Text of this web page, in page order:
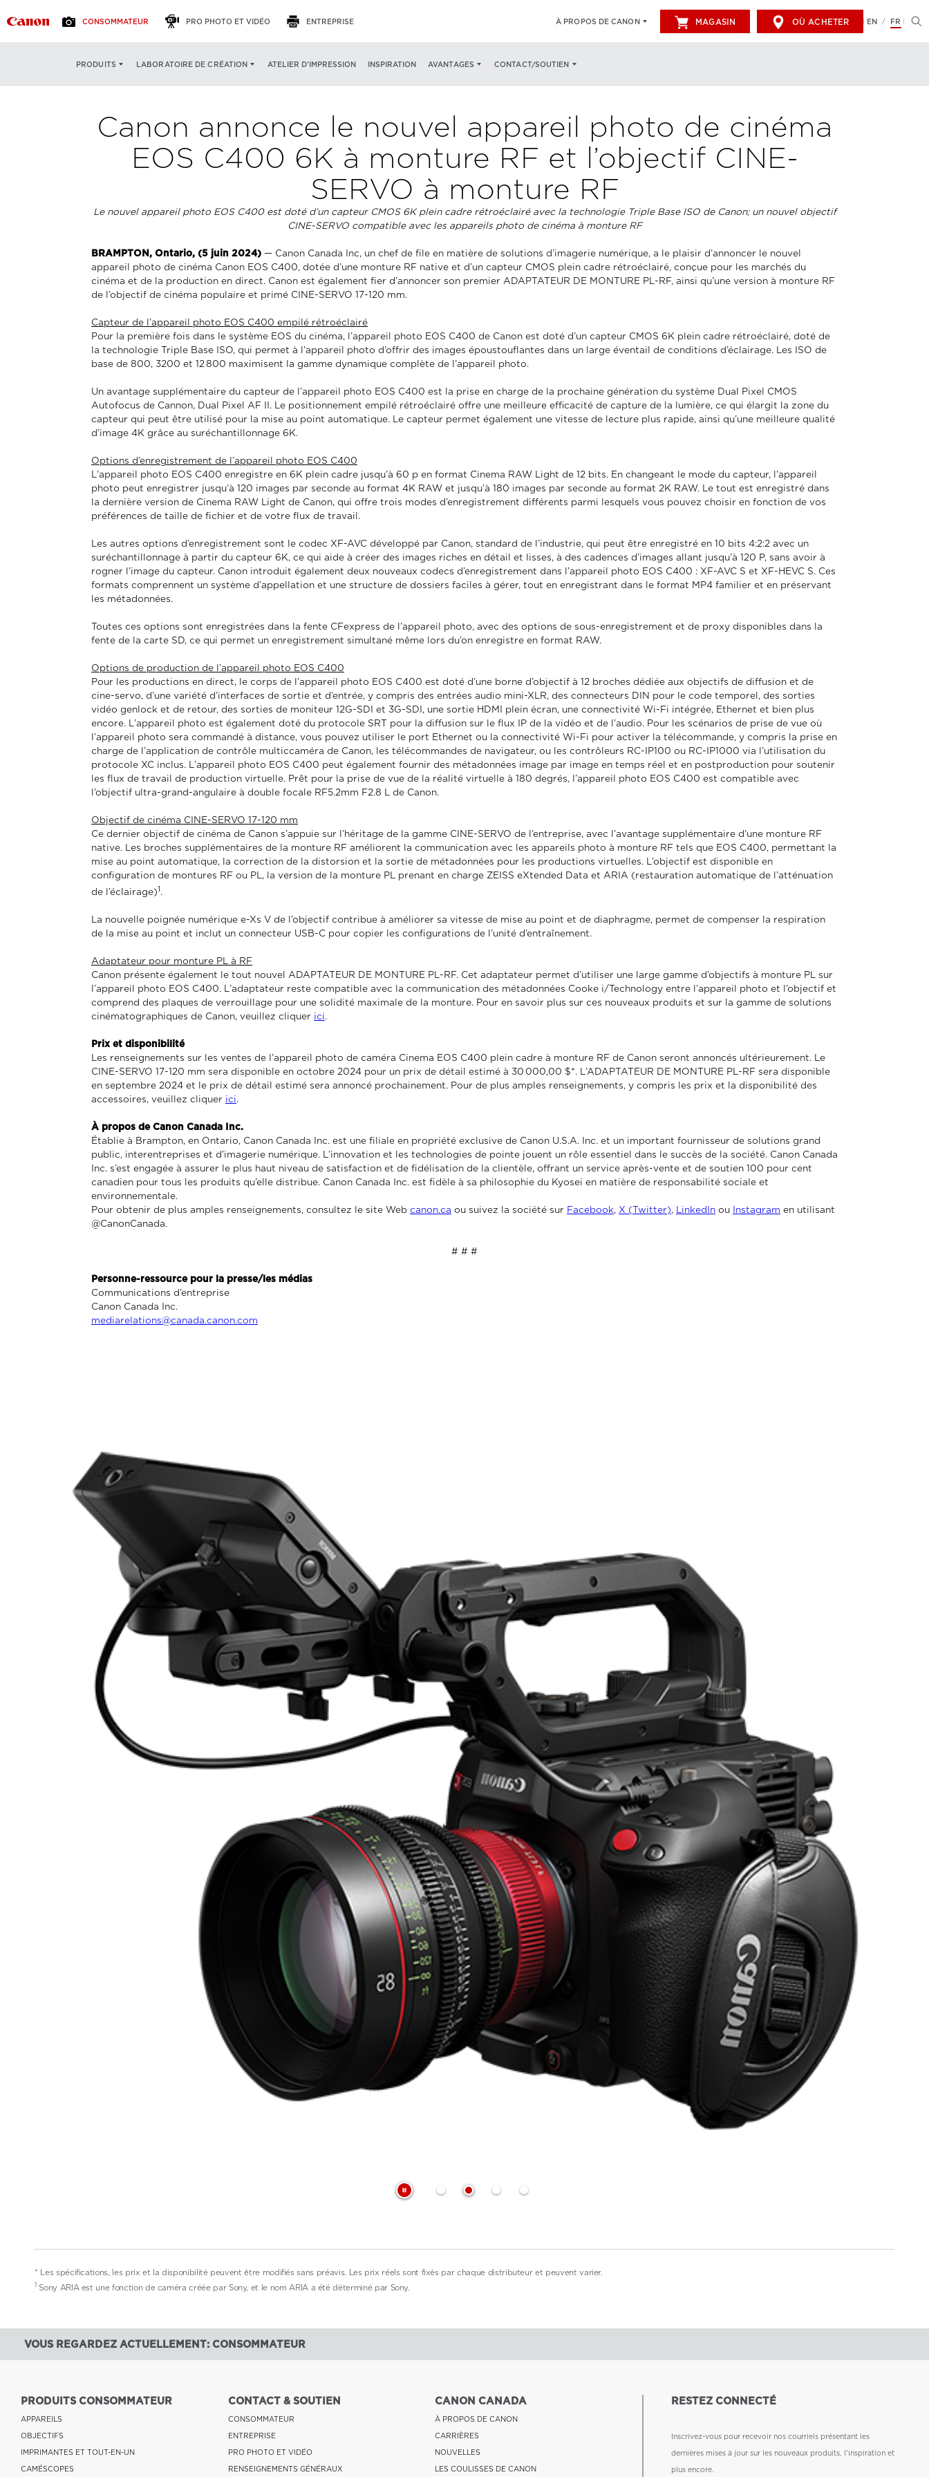
CONSOMMATEUR PRO PHOTO ET VIDÉO ENTREPRISE À PROPOS DE CANON MAGASIN OÙ ACHETER EN / FR
PRODUITS LABORATOIRE DE CRÉATION ATELIER D’IMPRESSION INSPIRATION AVANTAGES CONTACT/SOUTIEN
Canon annonce le nouvel appareil photo de cinéma
EOS C400 6K à monture RF et l’objectif CINE-
SERVO à monture RF
Le nouvel appareil photo EOS C400 est doté d’un capteur CMOS 6K plein cadre rétroéclairé avec la technologie Triple Base ISO de Canon; un nouvel objectif
CINE-SERVO compatible avec les appareils photo de cinéma à monture RF
BRAMPTON, Ontario, (5 juin 2024) — Canon Canada Inc, un chef de file en matière de solutions d’imagerie numérique, a le plaisir d’annoncer le nouvel
appareil photo de cinéma Canon EOS C400, dotée d’une monture RF native et d’un capteur CMOS plein cadre rétroéclairé, conçue pour les marchés du
cinéma et de la production en direct. Canon est également fier d’annoncer son premier ADAPTATEUR DE MONTURE PL-RF, ainsi qu’une version à monture RF
de l’objectif de cinéma populaire et primé CINE-SERVO 17-120 mm.
Capteur de l’appareil photo EOS C400 empilé rétroéclairé
Pour la première fois dans le système EOS du cinéma, l’appareil photo EOS C400 de Canon est doté d’un capteur CMOS 6K plein cadre rétroéclairé, doté de
la technologie Triple Base ISO, qui permet à l’appareil photo d’offrir des images époustouflantes dans un large éventail de conditions d’éclairage. Les ISO de
base de 800, 3200 et 12 800 maximisent la gamme dynamique complète de l’appareil photo.
Un avantage supplémentaire du capteur de l’appareil photo EOS C400 est la prise en charge de la prochaine génération du système Dual Pixel CMOS
Autofocus de Cannon, Dual Pixel AF II. Le positionnement empilé rétroéclairé offre une meilleure efficacité de capture de la lumière, ce qui élargit la zone du
capteur qui peut être utilisé pour la mise au point automatique. Le capteur permet également une vitesse de lecture plus rapide, ainsi qu’une meilleure qualité
d’image 4K grâce au suréchantillonnage 6K.
Options d’enregistrement de l’appareil photo EOS C400
L’appareil photo EOS C400 enregistre en 6K plein cadre jusqu’à 60 p en format Cinema RAW Light de 12 bits. En changeant le mode du capteur, l’appareil
photo peut enregistrer jusqu’à 120 images par seconde au format 4K RAW et jusqu’à 180 images par seconde au format 2K RAW. Le tout est enregistré dans
la dernière version de Cinema RAW Light de Canon, qui offre trois modes d’enregistrement différents parmi lesquels vous pouvez choisir en fonction de vos
préférences de taille de fichier et de votre flux de travail.
Les autres options d’enregistrement sont le codec XF-AVC développé par Canon, standard de l’industrie, qui peut être enregistré en 10 bits 4:2:2 avec un
suréchantillonnage à partir du capteur 6K, ce qui aide à créer des images riches en détail et lisses, à des cadences d’images allant jusqu’à 120 P, sans avoir à
rogner l’image du capteur. Canon introduit également deux nouveaux codecs d’enregistrement dans l’appareil photo EOS C400 : XF-AVC S et XF-HEVC S. Ces
formats comprennent un système d’appellation et une structure de dossiers faciles à gérer, tout en enregistrant dans le format MP4 familier et en préservant
les métadonnées.
Toutes ces options sont enregistrées dans la fente CFexpress de l’appareil photo, avec des options de sous-enregistrement et de proxy disponibles dans la
fente de la carte SD, ce qui permet un enregistrement simultané même lors du’on enregistre en format RAW.
Options de production de l’appareil photo EOS C400
Pour les productions en direct, le corps de l’appareil photo EOS C400 est doté d’une borne d’objectif à 12 broches dédiée aux objectifs de diffusion et de
cine-servo, d’une variété d’interfaces de sortie et d’entrée, y compris des entrées audio mini-XLR, des connecteurs DIN pour le code temporel, des sorties
vidéo genlock et de retour, des sorties de moniteur 12G-SDI et 3G-SDI, une sortie HDMI plein écran, une connectivité Wi-Fi intégrée, Ethernet et bien plus
encore. L’appareil photo est également doté du protocole SRT pour la diffusion sur le flux IP de la vidéo et de l’audio. Pour les scénarios de prise de vue où
l’appareil photo sera commandé à distance, vous pouvez utiliser le port Ethernet ou la connectivité Wi-Fi pour activer la télécommande, y compris la prise en
charge de l’application de contrôle multiccaméra de Canon, les télécommandes de navigateur, ou les contrôleurs RC-IP100 ou RC-IP1000 via l’utilisation du
protocole XC inclus. L’appareil photo EOS C400 peut également fournir des métadonnées image par image en temps réel et en postproduction pour soutenir
les flux de travail de production virtuelle. Prêt pour la prise de vue de la réalité virtuelle à 180 degrés, l’appareil photo EOS C400 est compatible avec
l’objectif ultra-grand-angulaire à double focale RF5.2mm F2.8 L de Canon.
Objectif de cinéma CINE-SERVO 17-120 mm
Ce dernier objectif de cinéma de Canon s’appuie sur l’héritage de la gamme CINE-SERVO de l’entreprise, avec l’avantage supplémentaire d’une monture RF
native. Les broches supplémentaires de la monture RF améliorent la communication avec les appareils photo à monture RF tels que EOS C400, permettant la
mise au point automatique, la correction de la distorsion et la sortie de métadonnées pour les productions virtuelles. L’objectif est disponible en
configuration de montures RF ou PL, la version de la monture PL prenant en charge ZEISS eXtended Data et ARIA (restauration automatique de l’atténuation
de l’éclairage)1.
La nouvelle poignée numérique e-Xs V de l’objectif contribue à améliorer sa vitesse de mise au point et de diaphragme, permet de compenser la respiration
de la mise au point et inclut un connecteur USB-C pour copier les configurations de l’unité d’entraînement.
Adaptateur pour monture PL à RF
Canon présente également le tout nouvel ADAPTATEUR DE MONTURE PL-RF. Cet adaptateur permet d’utiliser une large gamme d’objectifs à monture PL sur
l’appareil photo EOS C400. L’adaptateur reste compatible avec la communication des métadonnées Cooke i/Technology entre l’appareil photo et l’objectif et
comprend des plaques de verrouillage pour une solidité maximale de la monture. Pour en savoir plus sur ces nouveaux produits et sur la gamme de solutions
cinématographiques de Canon, veuillez cliquer ici.
Prix et disponibilité
Les renseignements sur les ventes de l’appareil photo de caméra Cinema EOS C400 plein cadre à monture RF de Canon seront annoncés ultérieurement. Le
CINE-SERVO 17-120 mm sera disponible en octobre 2024 pour un prix de détail estimé à 30 000,00 $*. L’ADAPTATEUR DE MONTURE PL-RF sera disponible
en septembre 2024 et le prix de détail estimé sera annoncé prochainement. Pour de plus amples renseignements, y compris les prix et la disponibilité des
accessoires, veuillez cliquer ici.
À propos de Canon Canada Inc.
Établie à Brampton, en Ontario, Canon Canada Inc. est une filiale en propriété exclusive de Canon U.S.A. Inc. et un important fournisseur de solutions grand
public, interentreprises et d’imagerie numérique. L’innovation et les technologies de pointe jouent un rôle essentiel dans le succès de la société. Canon Canada
Inc. s’est engagée à assurer le plus haut niveau de satisfaction et de fidélisation de la clientèle, offrant un service après-vente et de soutien 100 pour cent
canadien pour tous les produits qu’elle distribue. Canon Canada Inc. est fidèle à sa philosophie du Kyosei en matière de responsabilité sociale et
environnementale.
Pour obtenir de plus amples renseignements, consultez le site Web canon.ca ou suivez la société sur Facebook, X (Twitter), LinkedIn ou Instagram en utilisant
@CanonCanada.
# # #
Personne-ressource pour la presse/les médias
Communications d’entreprise
Canon Canada Inc.
mediarelations@canada.canon.com
* Les spécifications, les prix et la disponibilité peuvent être modifiés sans préavis. Les prix réels sont fixés par chaque distributeur et peuvent varier.
1Sony ARIA est une fonction de caméra créée par Sony, et le nom ARIA a été déterminé par Sony.
VOUS REGARDEZ ACTUELLEMENT: CONSOMMATEUR
PRODUITS CONSOMMATEUR
APPAREILS
OBJECTIFS
IMPRIMANTES ET TOUT-EN-UN
CAMÉSCOPES
CONTACT & SOUTIEN
CONSOMMATEUR
ENTREPRISE
PRO PHOTO ET VIDÉO
RENSEIGNEMENTS GÉNÉRAUX
CANON CANADA
À PROPOS DE CANON
CARRIÈRES
NOUVELLES
LES COULISSES DE CANON
RESTEZ CONNECTÉ
Inscrivez-vous pour recevoir nos courriels présentant les
dernières mises à jour sur les nouveaux produits, l'inspiration et
plus encore.